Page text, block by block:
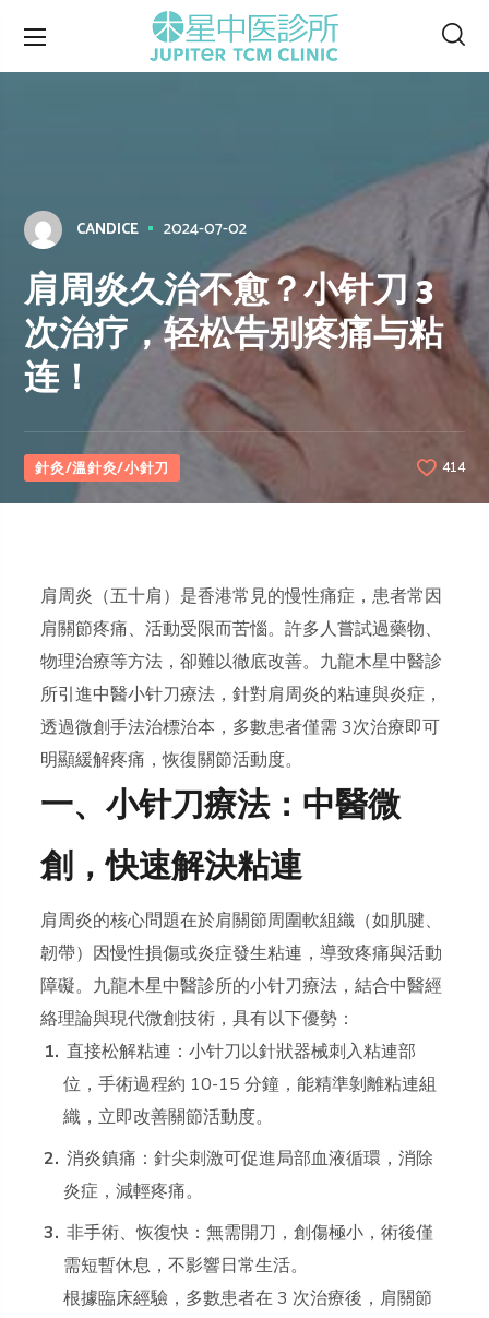
CANDICE 2024-07-02
肩周炎久治不愈？小针刀 3
次治疗，轻松告别疼痛与粘
连！
針灸/溫針灸/小針刀 414
肩周炎（五十肩）是香港常見的慢性痛症，患者常因
肩關節疼痛、活動受限而苦惱。許多人嘗試過藥物、
物理治療等方法，卻難以徹底改善。九龍木星中醫診
所引進中醫小针刀療法，針對肩周炎的粘連與炎症，
透過微創手法治標治本，多數患者僅需 3次治療即可
明顯緩解疼痛，恢復關節活動度。
一、小针刀療法：中醫微
創，快速解決粘連
肩周炎的核心問題在於肩關節周圍軟組織（如肌腱、
韌帶）因慢性損傷或炎症發生粘連，導致疼痛與活動
障礙。九龍木星中醫診所的小针刀療法，結合中醫經
絡理論與現代微創技術，具有以下優勢：
直接松解粘連：小针刀以針狀器械刺入粘連部
位，手術過程約 10-15 分鐘，能精準剝離粘連組
織，立即改善關節活動度。
消炎鎮痛：針尖刺激可促進局部血液循環，消除
炎症，減輕疼痛。
非手術、恢復快：無需開刀，創傷極小，術後僅
需短暫休息，不影響日常生活。
根據臨床經驗，多數患者在 3 次治療後，肩關節